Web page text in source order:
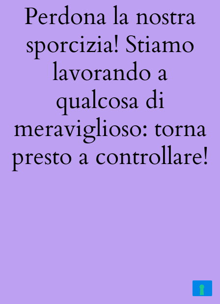
Perdona la nostra
sporcizia! Stiamo
lavorando a
qualcosa di
meraviglioso: torna
presto a controllare!